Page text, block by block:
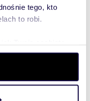
tego, kto
to robi.
preferencje w
cookie możesz
dowolnej chwili.